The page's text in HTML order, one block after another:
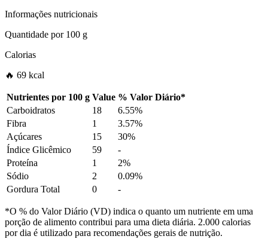
Informações nutricionais
Quantidade por100 g
Calorias
🔥 69 kcal
Nutrientes por 100 g Value % Valor Diário*
Carboidratos
18
6.55%
Fibra
1
3.57%
Açúcares
15
30%
Índice Glicêmico
59
-
Proteína
1
2%
Sódio
2
0.09%
Gordura Total
0 -
*O % do Valor Diário (VD) indica o quanto um nutriente em uma
porção de alimento contribui para uma dieta diária. 2.000 calorias
por dia é utilizado para recomendações gerais de nutrição.